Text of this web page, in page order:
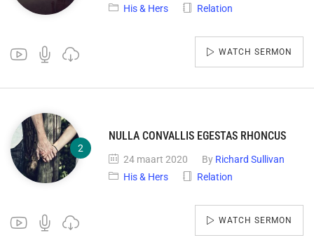
His & Hers
Relation
WATCH SERMON
NULLA CONVALLIS EGESTAS RHONCUS
24 maart 2020 By Richard Sullivan
His & Hers
Relation
WATCH SERMON